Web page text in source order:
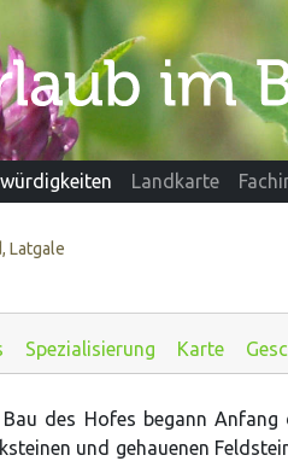
Landkarte
Latgale
Spezialisierung Karte
Bau des Hofes begann
und gehauenen